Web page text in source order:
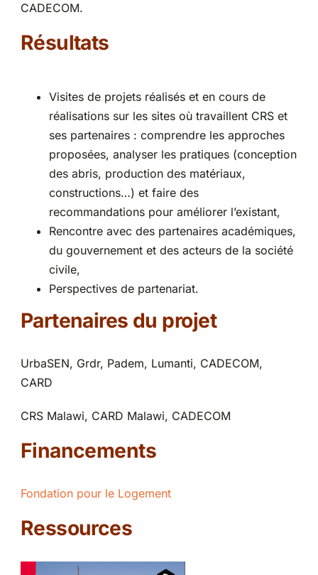
CADECOM.
Résultats
Visites de projets réalisés et en cours de
réalisations sur les sites où travaillent CRS et
ses partenaires : comprendre les approches
proposées, analyser les pratiques (conception
des abris, production des matériaux,
constructions…) et faire des
recommandations pour améliorer l’existant,
Rencontre avec des partenaires académiques,
du gouvernement et des acteurs de la société
civile,
Perspectives de partenariat.
Partenaires du projet
UrbaSEN, Grdr, Padem, Lumanti, CADECOM,
CARD
CRS Malawi, CARD Malawi, CADECOM
Financements
Fondation pour le Logement
Ressources